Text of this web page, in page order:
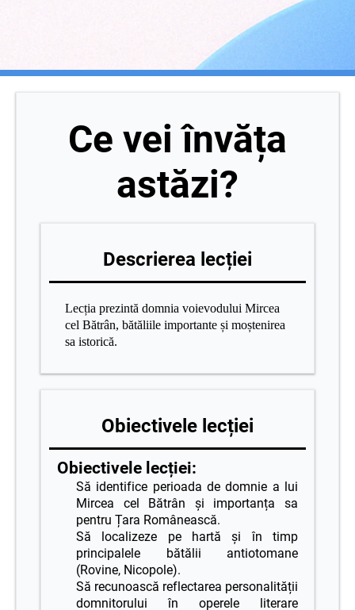
Ce vei învăța
astăzi?
Descrierea lecției
Lecția prezintă domnia voievodului Mircea
cel Bătrân, bătăliile importante și moștenirea
sa istorică.
Obiectivele lecției
Obiectivele lecției:
Să identifice perioada de domnie a lui
Mircea cel Bătrân și importanța sa
pentru Țara Românească.
Să localizeze pe hartă și în timp
principalele bătălii antiotomane
(Rovine, Nicopole).
Să recunoască reflectarea personalității
domnitorului în operele literare